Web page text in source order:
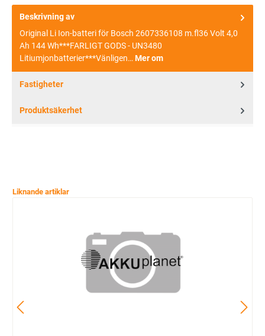
Beskrivning av
Original Li Ion-batteri för Bosch 2607336108 m.fl36 Volt 4,0
Ah 144 Wh***FARLIGT GODS - UN3480
Litiumjonbatterier***Vänligen…Mer om
Fastigheter
Produktsäkerhet
Liknande artiklar